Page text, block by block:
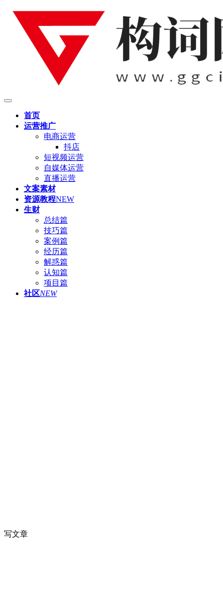
首页
运营推广
电商运营
抖店
短视频运营
自媒体运营
直播运营
文案素材
资源教程NEW
生财
总结篇
技巧篇
案例篇
经历篇
解惑篇
认知篇
项目篇
社区NEW
写文章